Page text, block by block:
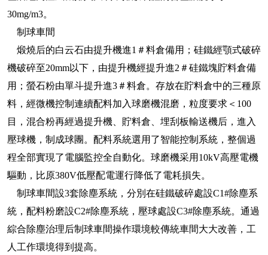
30mg/m3。
制球車間
煅燒后的白云石由提升機進1＃料倉備用；硅鐵經顎式破碎
機破碎至20mm以下，由提升機經提升進2＃硅鐵塊貯料倉備
用；螢石粉由單斗提升進3＃料倉。存放在貯料倉中的三種原
料，經微機控制連續配料加入球磨機混磨，粒度要求＜100
目，混合粉再經過提升機、貯料倉、埋刮板輸送機后，進入
壓球機，制成球團。配料系統選用了智能控制系統，整個過
程全部實現了電腦監控全自動化。球磨機采用10kV高壓電機
驅動，比原380V低壓配電運行降低了電耗損失。
制球車間設3套除塵系統，分別在硅鐵破碎處設C1#除塵系
統，配料粉磨設C2#除塵系統，壓球處設C3#除塵系統。通過
綜合除塵治理后制球車間操作環境較傳統車間大大改善，工
人工作環境得到提高。